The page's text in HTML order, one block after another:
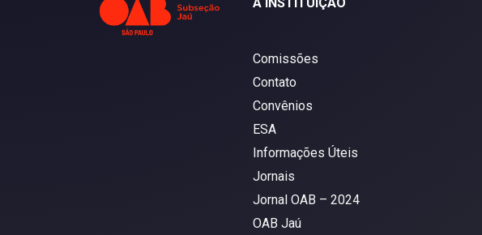
A INSTITUIÇÃO
Comissões
Contato
Convênios
ESA
Informações Úteis
Jornais
Jornal OAB – 2024
OAB Jaú